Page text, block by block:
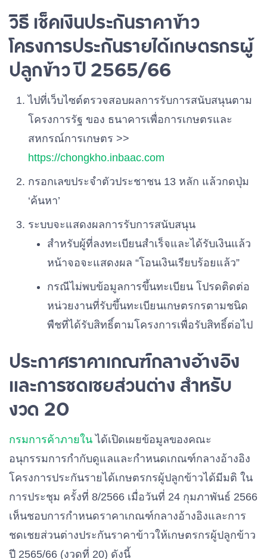
วิธี เช็คเงินประกันราคาข้าว
โครงการประกันรายได้เกษตรกรผู้
ปลูกข้าว ปี 2565/66
ไปที่เว็บไซต์ตรวจสอบผลการรับการสนับสนุนตาม
โครงการรัฐ ของ ธนาคารเพื่อการเกษตรและ
สหกรณ์การเกษตร >>
https://chongkho.inbaac.com
กรอกเลขประจำตัวประชาชน 13 หลัก แล้วกดปุ่ม
‘ค้นหา’
ระบบจะแสดงผลการรับการสนับสนุน
สำหรับผู้ที่ลงทะเบียนสำเร็จและได้รับเงินแล้ว
หน้าจอจะแสดงผล “โอนเงินเรียบร้อยแล้ว”
กรณีไม่พบข้อมูลการขึ้นทะเบียน โปรดติดต่อ
หน่วยงานที่รับขึ้นทะเบียนเกษตรกรตามชนิด
พืชที่ได้รับสิทธิ์ตามโครงการเพื่อรับสิทธิ์ต่อไป
ประกาศราคาเกณฑ์กลางอ้างอิง
และการชดเชยส่วนต่าง สำหรับ
งวด 20
กรมการค้าภายใน ได้เปิดเผยข้อมูลของคณะ
อนุกรรมการกำกับดูแลและกำหนดเกณฑ์กลางอ้างอิง
โครงการประกันรายได้เกษตรกรผู้ปลูกข้าวได้มีมติ ใน
การประชุม ครั้งที่ 8/2566 เมื่อวันที่ 24 กุมภาพันธ์ 2566
เห็นชอบการกำหนดราคาเกณฑ์กลางอ้างอิงและการ
ชดเชยส่วนต่างประกันราคาข้าวให้เกษตรกรผู้ปลูกข้าว
ปี 2565/66 (งวดที่ 20) ดังนี้